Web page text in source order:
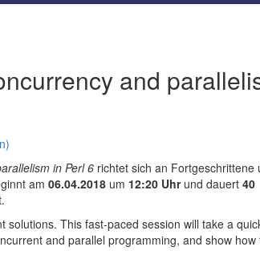
and
in Perl 6 richtet sich an Fortgeschrittene
am 06.04.2018 um 12:20 Uhrund dauert 40
solutions. This fast-paced session will take a
and parallel programming, and show how